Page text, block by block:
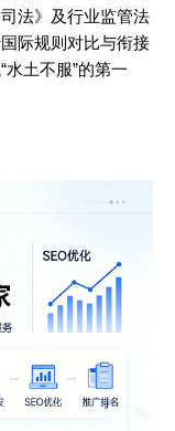
法》及行业监管法
际规则对比与衔接
土不服”的第一